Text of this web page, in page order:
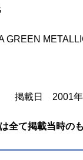
GREEN
掲載日 2001年
全て掲載当時の